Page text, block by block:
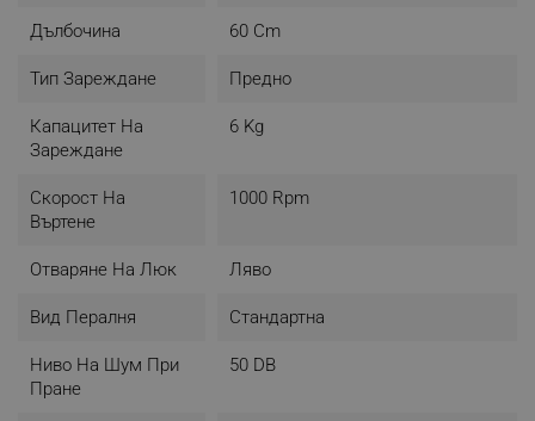
Дълбочина 60 Cm
Тип Зареждане Предно
Капацитет На
Зареждане
6 Kg
Скорост На
Въртене
1000 Rpm
Отваряне На Люк Ляво
Вид Пералня Стандартна
Ниво На Шум При
Пране
50 DB